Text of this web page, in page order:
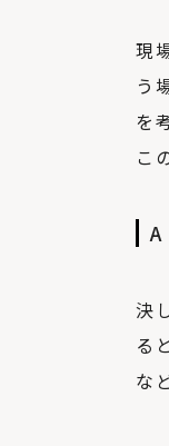
現
う
を
こ
A
決
る
な